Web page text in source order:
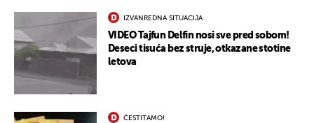
IZVANREDNA SITUACIJA
VIDEO Tajfun Delfin nosi sve pred sobom!
Deseci tisuća bez struje, otkazane stotine
letova
ČESTITAMO!